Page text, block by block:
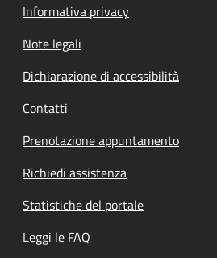
Informativa privacy
Note legali
Dichiarazione di accessibilità
Contatti
Prenotazione appuntamento
Richiedi assistenza
Statistiche del portale
Leggi le FAQ